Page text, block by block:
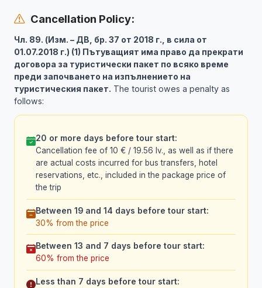
Cancellation Policy:
Чл. 89. (Изм. – ДВ, бр. 37 от 2018 г., в сила от
01.07.2018 г.) (1) Пътуващият има право да прекрати
договора за туристически пакет по всяко време
преди започването на изпълнението на
туристическия пакет. The tourist owes a penalty as
follows:
20 or more days before tour start:
Cancellation fee of 10 € / 19.56 lv., as well as if there
are actual costs incurred for bus transfers, hotel
reservations, etc., included in the package price of
the trip
Between 19 and 14 days before tour start:
30% from the price
Between 13 and 7 days before tour start:
60% from the price
Less than 7 days before tour start: